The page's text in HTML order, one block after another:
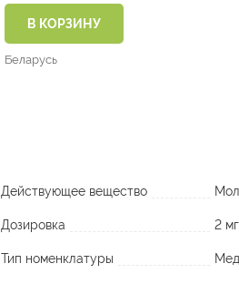
В КОРЗИНУ
Беларусь
Действующее вещество
Дозировка 2 мг
Тип номенклатуры